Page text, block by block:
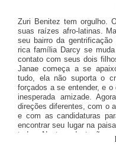
Zuri Benitez tem orgulho.
suas raízes afro-latinas.
seu bairro da
rica família Darcy se
contato com seus dois
Janae começa a se
tudo, ela não suporta o
forçados a se entender, e
inesperada amizade.
direções diferentes, com o
e com as candidaturas
encontrar seu lugar na
tudo. Nesta adaptação
preconceito, a